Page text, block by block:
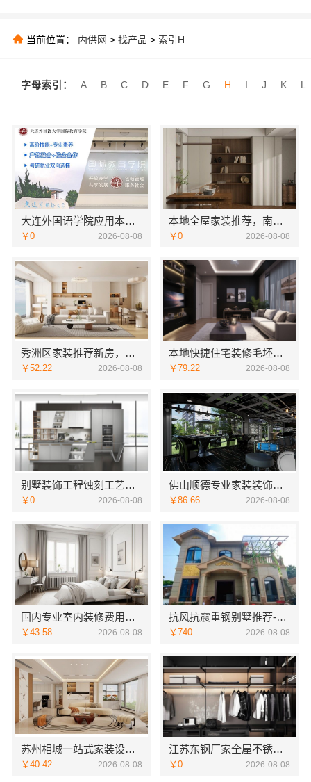
当前位置： 内供网 > 找产品 > 索引H
字母索引： A B C D E F G H I J K L
大连外国语学院应用本科服务资讯报名电话
￥0 2026-08-08
本地全屋家装推荐，南通宏域全宅装饰建材有限公司口碑之选
￥0 2026-08-08
秀洲区家装推荐新房，嘉兴锦居装饰材料有限公司
￥52.22 2026-08-08
本地快捷住宅装修毛坯房本地快装
￥79.22 2026-08-08
别墅装饰工程蚀刻工艺多少钱——江苏东钢金属家居有限公司
￥0 2026-08-08
佛山顺德专业家装装饰，雅居美家一体化服务更靠谱
￥86.66 2026-08-08
国内专业室内装修费用预算，江西圣匠新型环保材料有限公司
￥43.58 2026-08-08
抗风抗震重钢别墅推荐-云南晟构建筑建材有限公司精选
￥740 2026-08-08
苏州相城一站式家装设计多少钱拎包入住-苏州百年豪庭新材料有限公司
￥40.42 2026-08-08
江苏东钢厂家全屋不锈钢定制生产基地兴化江苏东钢金属科技有限公司
￥0 2026-08-08